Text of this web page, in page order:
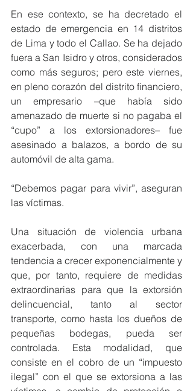
En ese contexto, se ha decretado el
estado de emergencia en 14 distritos
de Lima y todo el Callao. Se ha dejado
fuera a San Isidro y otros, considerados
como más seguros; pero este viernes,
en pleno corazón del distrito financiero,
un empresario –que había sido
amenazado de muerte si no pagaba el
“cupo” a los extorsionadores– fue
asesinado a balazos, a bordo de su
automóvil de alta gama.
“Debemos pagar para vivir”, aseguran
las víctimas.
Una situación de violencia urbana
exacerbada, con una marcada
tendencia a crecer exponencialmente y
que, por tanto, requiere de medidas
extraordinarias para que la extorsión
delincuencial, tanto al sector
transporte, como hasta los dueños de
pequeñas bodegas, pueda ser
controlada. Esta modalidad, que
consiste en el cobro de un “impuesto
ilegal” con el que se extorsiona a las